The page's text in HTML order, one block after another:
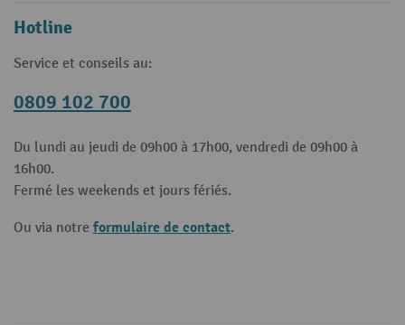
Hotline
Service et conseils au:
0809 102 700
Du lundi au jeudi de 09h00 à 17h00, vendredi de 09h00 à
16h00.
Fermé les weekends et jours fériés.
Ou via notre formulaire de contact.